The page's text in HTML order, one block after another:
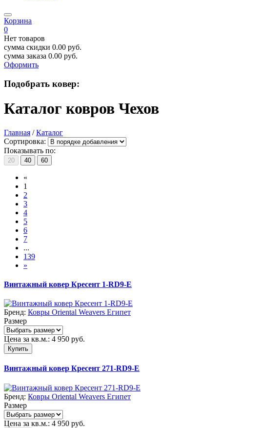
Корзина
0
Нет товаров
сумма скидки 0.00 руб.
сумма заказа 0.00 руб.
Оформить
Подобрать ковер:
Каталог ковров Чехов
Главная / Каталог
Сортировка:
Показывать по:
20 40 60
«
1
2
3
4
5
6
7
...
139
»
Винтажный ковер Кресент 1-RD9-E
Бренд: Ковры Oriental Weavers Египет
Размер
Цена за кв.м.: 4 950 руб.
Купить
Винтажный ковер Кресент 271-RD9-E
Бренд: Ковры Oriental Weavers Египет
Размер
Цена за кв.м.: 4 950 руб.